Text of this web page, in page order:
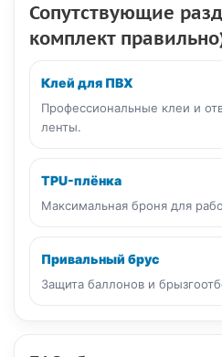
Сопутствующие
комплект
Клей для ПВХ
Профессиональные клеи и
ленты.
TPU-плёнка
Максимальная броня для
Привальный брус
Защита баллонов и